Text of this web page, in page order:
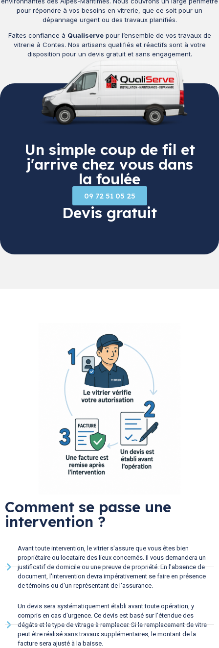
pour répondre à vos besoins en vitrerie, que ce soit pour un
dépannage urgent ou des travaux planifiés.
Faites confiance à Qualiservepour l’ensemble de vos travaux de
vitrerie à Contes. Nos artisans qualifiés et réactifs sont à votre
disposition pour un devis gratuit et sans engagement.
Un simple coup de fil et
j'arrive chez vous dans
la foulée
09 72 51 05 25
Devis gratuit
Comment se passe une
intervention ?
Avant toute intervention, le vitrier s'assure que vous êtes bien
propriétaire ou locataire des lieux concernés. Il vous demandera un
justificatif de domicile ou une preuve de propriété. En l'absence de
document, l'intervention devra impérativement se faire en présence
de témoins ou d'un représentant de l'assurance.
Un devis sera systématiquement établi avant toute opération, y
compris en cas d'urgence. Ce devis est basé sur l'étendue des
dégâts et le type de vitrage à remplacer. Si le remplacement de vitre
peut être réalisé sans travaux supplémentaires, le montant de la
facture sera ajusté à la baisse.